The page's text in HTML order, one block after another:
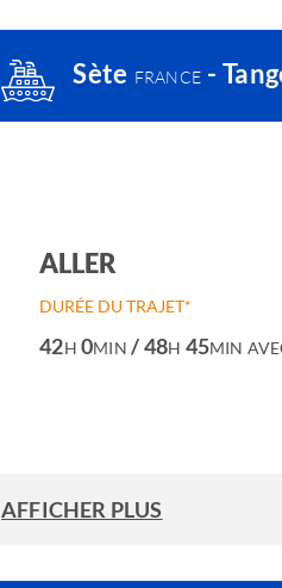
Sète FRANCE -
ALLER
DURÉE DU TRAJET*
42H 0MIN / 48H 45MIN
AFFICHER PLUS